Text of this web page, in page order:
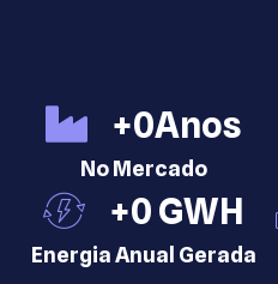
+0Anos
No Mercado
+0 GWH
Energia Anual Gerada